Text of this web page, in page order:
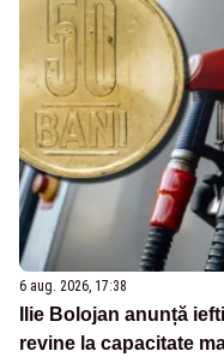
6 aug. 2026, 17:38
Ilie Bolojan anunță
revine la capacitate